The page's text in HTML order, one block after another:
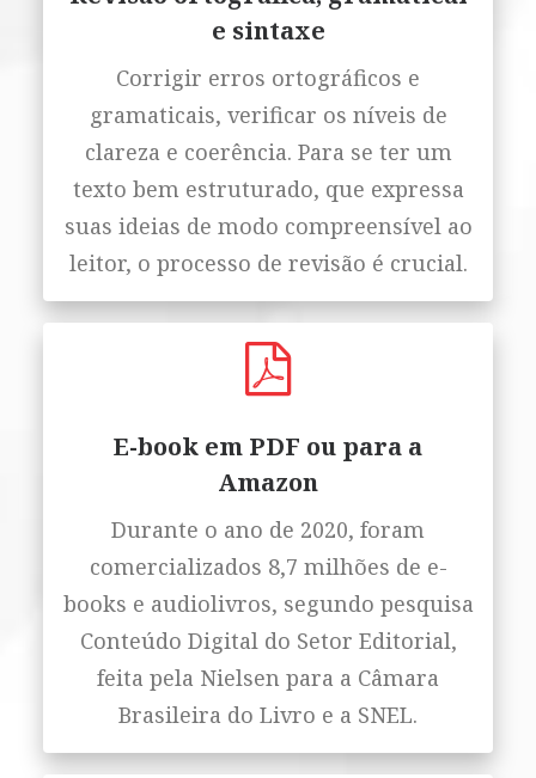
e sintaxe
Corrigir erros ortográficos e
gramaticais, verificar os níveis de
clareza e coerência. Para se ter um
texto bem estruturado, que expressa
suas ideias de modo compreensível ao
leitor, o processo de revisão é crucial.
E-book em PDF ou para a
Amazon
Durante o ano de 2020, foram
comercializados 8,7 milhões de e-
books e audiolivros, segundo pesquisa
Conteúdo Digital do Setor Editorial,
feita pela Nielsen para a Câmara
Brasileira do Livro e a SNEL.